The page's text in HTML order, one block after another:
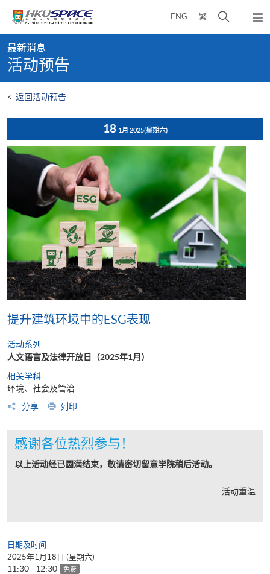
content
ENG 繁
开
弹
出
content
start
最新消息
活动预告
< 返回活动预告
18 1月 2025(星期六)
提升建筑环境中的ESG表现
活动系列
人文语言及法律开放日（2025年1月）
相关学科
环境、社会及管治
分享
列印
感谢各位热烈参与！
以上活动经已圆满结束，敬请密切留意学院稍后活动。
活动重温
日期及时间
2025年1月18日 (星期六)
11:30 - 12:30 免费